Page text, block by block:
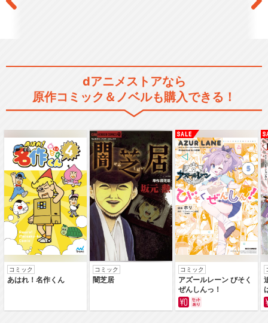
dアニメストアなら
原作コミック＆ノベルも購入できる！
コミック
あはれ！名作くん
コミック
闇芝居
コミック
アズールレーン びそく
ぜんしんっ！